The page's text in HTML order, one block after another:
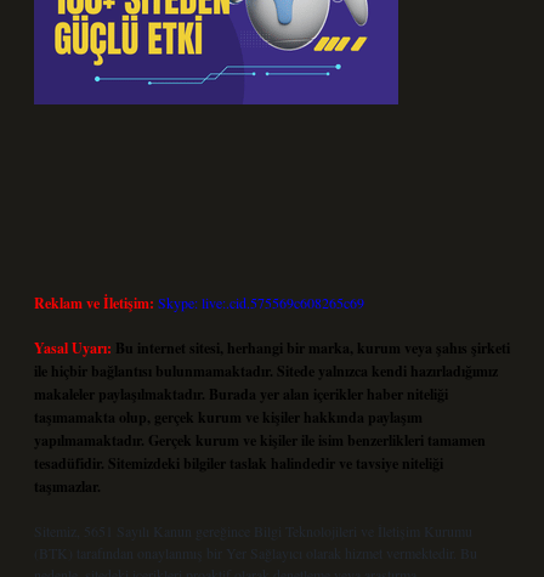
Reklam ve İletişim: Skype: live:.cid.575569c608265c69
Yasal Uyarı: Bu internet sitesi, herhangi bir marka, kurum veya şahıs şirketi
ile hiçbir bağlantısı bulunmamaktadır. Sitede yalnızca kendi hazırladığımız
makaleler paylaşılmaktadır. Burada yer alan içerikler haber niteliği
taşımamakta olup, gerçek kurum ve kişiler hakkında paylaşım
yapılmamaktadır. Gerçek kurum ve kişiler ile isim benzerlikleri tamamen
tesadüfidir. Sitemizdeki bilgiler taslak halindedir ve tavsiye niteliği
taşımazlar.
Sitemiz, 5651 Sayılı Kanun gereğince Bilgi Teknolojileri ve İletişim Kurumu
(BTK) tarafından onaylanmış bir Yer Sağlayıcı olarak hizmet vermektedir. Bu